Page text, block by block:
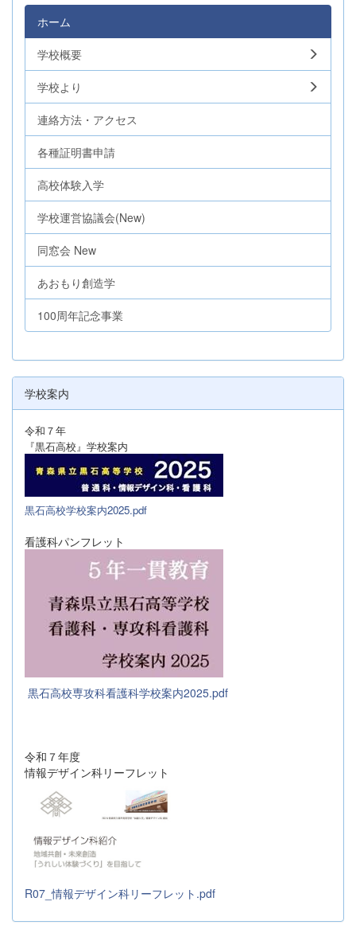
ホーム
学校概要
学校より
連絡方法・アクセス
各種証明書申請
高校体験入学
学校運営協議会(New)
同窓会 New
あおもり創造学
100周年記念事業
学校案内
令和７年
『黒石高校』学校案内
黒石高校学校案内2025.pdf
看護科パンフレット
黒石高校専攻科看護科学校案内2025.pdf
令和７年度
情報デザイン科リーフレット
R07_情報デザイン科リーフレット.pdf